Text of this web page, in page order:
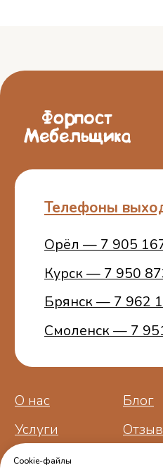
соглашение
Политика
конфиденциальности
ИНН 773401457481
Услуги
Cookie-файлы